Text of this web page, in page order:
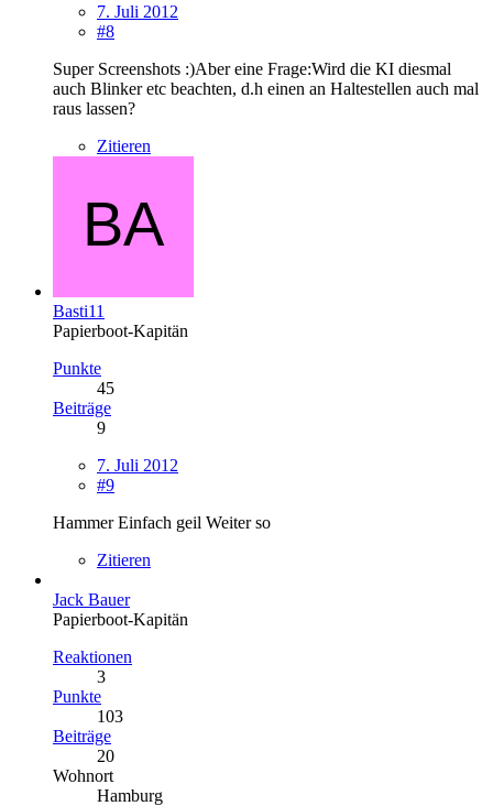
7. Juli 2012
#8
Super Screenshots :)Aber eine Frage:Wird die KI diesmal
auch Blinker etc beachten, d.h einen an Haltestellen auch mal
raus lassen?
Zitieren
Basti11
Papierboot-Kapitän
Punkte
45
Beiträge
9
7. Juli 2012
#9
Hammer Einfach geil Weiter so
Zitieren
Jack Bauer
Papierboot-Kapitän
Reaktionen
3
Punkte
103
Beiträge
20
Wohnort
Hamburg